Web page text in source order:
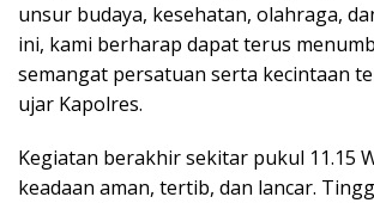
unsur budaya, kesehatan, olahraga,
ini, kami berharap dapat terus
semangat persatuan serta kecintaan
ujar Kapolres.
Kegiatan berakhir sekitar pukul 11.15
keadaan aman, tertib, dan lancar.